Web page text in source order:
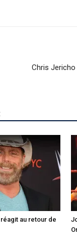
Chris Jericho
au retour de